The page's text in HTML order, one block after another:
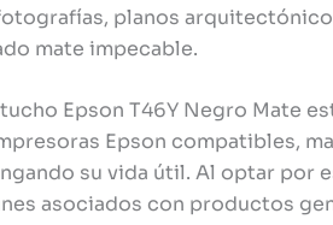
planos
mate impecable.
Epson T46Y Negro Mate
Epson compatibles,
su vida útil. Al optar por
asociados con productos